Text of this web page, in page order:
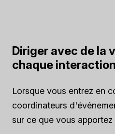
Diriger avec de la
chaque interaction
Lorsque vous entrez en
coordinateurs
sur ce que vous apportez